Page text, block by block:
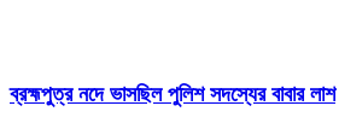
ব্রহ্মপুত্র নদে ভাসছিল পুলিশ সদস্যের বাবার লাশ